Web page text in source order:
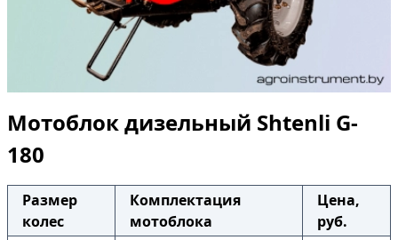
Мотоблок дизельный Shtenli G-
180
Размер
колес
Комплектация
мотоблока
Цена,
руб.